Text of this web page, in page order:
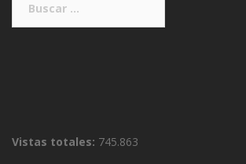
Vistas totales: 745.863